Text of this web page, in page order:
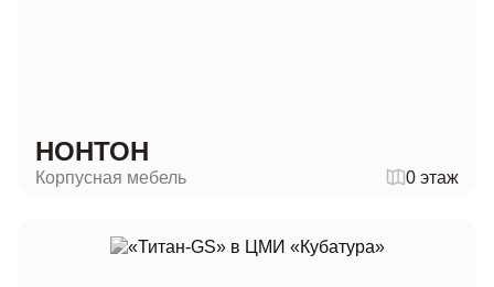
НОНТОН
Корпусная мебель 0 этаж